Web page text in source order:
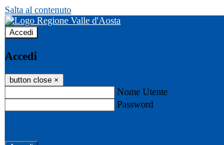
Salta al contenuto
Accedi
Accedi
button close ×
Nome Utente
Password